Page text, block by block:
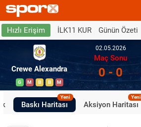
Hızlı Erişim İLK11 KUR Günün Özeti
Crewe Alexandra
G M B B M
02.05.2026
Maç Sonu
0 - 0
Baskı Haritası
Yeni
Aksiyon Haritası
Yeni